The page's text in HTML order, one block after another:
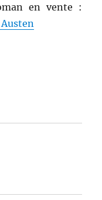
en vente :
Austen